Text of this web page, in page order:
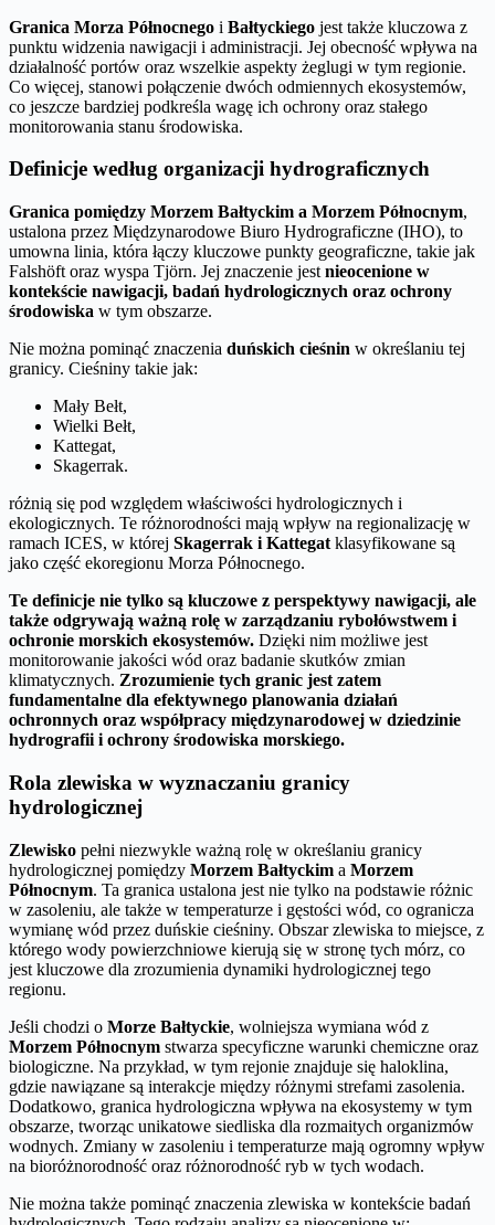
Granica Morza Północnego i Bałtyckiego jest także kluczowa z
punktu widzenia nawigacji i administracji. Jej obecność wpływa na
działalność portów oraz wszelkie aspekty żeglugi w tym regionie.
Co więcej, stanowi połączenie dwóch odmiennych ekosystemów,
co jeszcze bardziej podkreśla wagę ich ochrony oraz stałego
monitorowania stanu środowiska.
Definicje według organizacji hydrograficznych
Granica pomiędzy Morzem Bałtyckim a Morzem Północnym,
ustalona przez Międzynarodowe Biuro Hydrograficzne (IHO), to
umowna linia, która łączy kluczowe punkty geograficzne, takie jak
Falshöft oraz wyspa Tjörn. Jej znaczenie jest nieocenione w
kontekście nawigacji, badań hydrologicznych oraz ochrony
środowiska w tym obszarze.
Nie można pominąć znaczenia duńskich cieśnin w określaniu tej
granicy. Cieśniny takie jak:
Mały Bełt,
Wielki Bełt,
Kattegat,
Skagerrak.
różnią się pod względem właściwości hydrologicznych i
ekologicznych. Te różnorodności mają wpływ na regionalizację w
ramach ICES, w której Skagerrak i Kattegat klasyfikowane są
jako część ekoregionu Morza Północnego.
Te definicje nie tylko są kluczowe z perspektywy nawigacji, ale
także odgrywają ważną rolę w zarządzaniu rybołówstwem i
ochronie morskich ekosystemów. Dzięki nim możliwe jest
monitorowanie jakości wód oraz badanie skutków zmian
klimatycznych. Zrozumienie tych granic jest zatem
fundamentalne dla efektywnego planowania działań
ochronnych oraz współpracy międzynarodowej w dziedzinie
hydrografii i ochrony środowiska morskiego.
Rola zlewiska w wyznaczaniu granicy
hydrologicznej
Zlewisko pełni niezwykle ważną rolę w określaniu granicy
hydrologicznej pomiędzy Morzem Bałtyckim a Morzem
Północnym. Ta granica ustalona jest nie tylko na podstawie różnic
w zasoleniu, ale także w temperaturze i gęstości wód, co ogranicza
wymianę wód przez duńskie cieśniny. Obszar zlewiska to miejsce, z
którego wody powierzchniowe kierują się w stronę tych mórz, co
jest kluczowe dla zrozumienia dynamiki hydrologicznej tego
regionu.
Jeśli chodzi o Morze Bałtyckie, wolniejsza wymiana wód z
Morzem Północnym stwarza specyficzne warunki chemiczne oraz
biologiczne. Na przykład, w tym rejonie znajduje się haloklina,
gdzie nawiązane są interakcje między różnymi strefami zasolenia.
Dodatkowo, granica hydrologiczna wpływa na ekosystemy w tym
obszarze, tworząc unikatowe siedliska dla rozmaitych organizmów
wodnych. Zmiany w zasoleniu i temperaturze mają ogromny wpływ
na bioróżnorodność oraz różnorodność ryb w tych wodach.
Nie można także pominąć znaczenia zlewiska w kontekście badań